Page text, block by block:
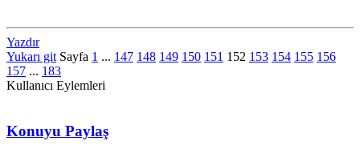
Yazdır
Yukarı git Sayfa 1 ... 147 148 149 150 151 152 153 154 155 156
157 ... 183
Kullanıcı Eylemleri
Konuyu Paylaş